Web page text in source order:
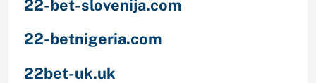
22-bet-slovenija.com
22-betnigeria.com
22bet-uk.uk